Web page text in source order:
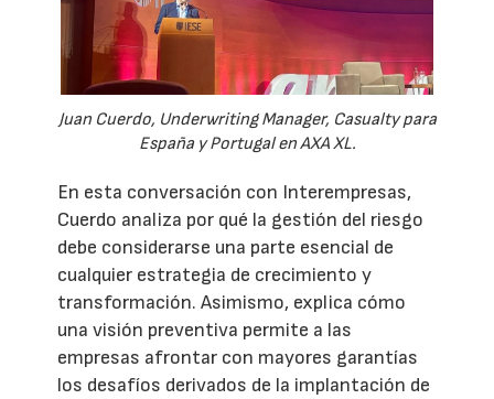
Juan Cuerdo, Underwriting Manager, Casualty para
España y Portugal en AXA XL.
En esta conversación con Interempresas,
Cuerdo analiza por qué la gestión del riesgo
debe considerarse una parte esencial de
cualquier estrategia de crecimiento y
transformación. Asimismo, explica cómo
una visión preventiva permite a las
empresas afrontar con mayores garantías
los desafíos derivados de la implantación de